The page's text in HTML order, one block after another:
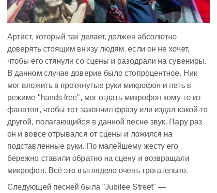
Артист, который так делает, должен абсолютно
доверять стоящим внизу людям, если он не хочет,
чтобы его стянули со сцены и разодрали на сувениры.
В данном случае доверие было стопроцентное. Ник
мог вложить в протянутые руки микрофон и петь в
режиме "hands free", мог отдать микрофон кому-то из
фанатов, чтобы тот закончил фразу или издал какой-то
другой, полагающийся в данной песне звук. Пару раз
он и вовсе отрывался от сцены и ложился на
подставленные руки. По малейшему жесту его
бережно ставили обратно на сцену и возвращали
микрофон. Всё это выглядело очень трогательно.
Следующей песней была "Jubilee Street" —